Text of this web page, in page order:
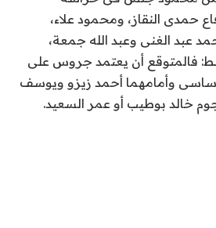
حمدى النقاز، ومحمود علاء،
عبد الغنى وعبد الله جمعة،
فالمتوقع أن يعتمد جروس على
وأمامهما أحمد زيزو ويوسف
خالد بوطيب أو عمر السعيد.